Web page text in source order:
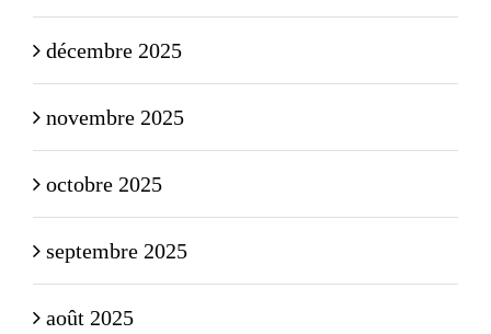
décembre 2025
novembre 2025
octobre 2025
septembre 2025
août 2025